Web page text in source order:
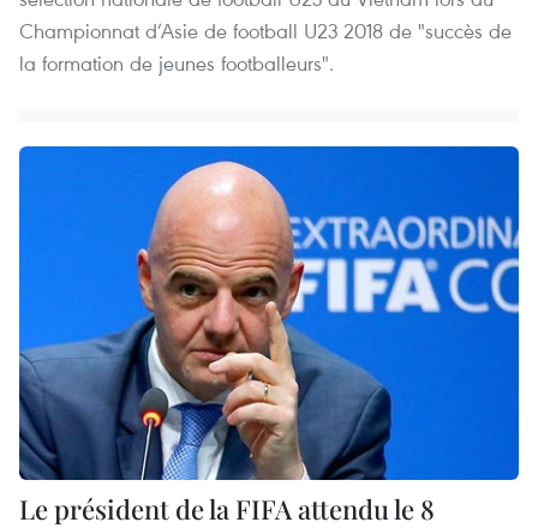
Championnat d’Asie de football U23 2018 de "succès de
la formation de jeunes footballeurs".
Le président de la FIFA attendu le 8